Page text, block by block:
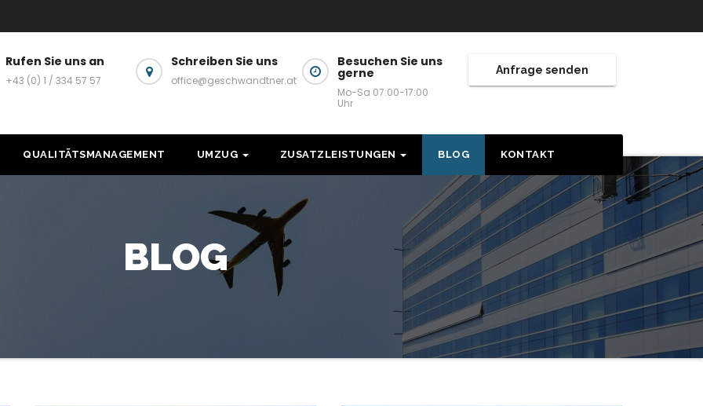
Rufen Sie uns an
+43 (0) 1 / 334 57 57
Schreiben Sie uns
office@geschwandtner.at
Besuchen Sie uns
gerne
Mo-Sa 07:00-17:00
Uhr
Anfrage senden
QUALITÄTSMANAGEMENT UMZUG ZUSATZLEISTUNGEN BLOG KONTAKT
BLOG